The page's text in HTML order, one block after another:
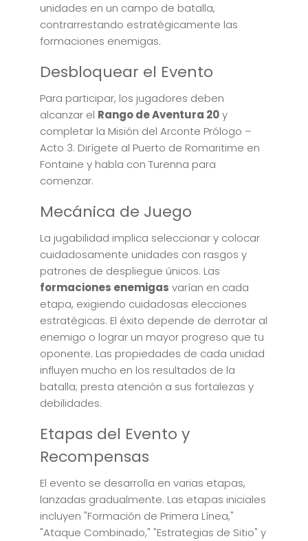
unidades en un campo de batalla,
contrarrestando estratégicamente las
formaciones enemigas.
Desbloquear el Evento
Para participar, los jugadores deben
alcanzar el Rango de Aventura 20y
completar la Misión del Arconte Prólogo –
Acto 3. Dirígete al Puerto de Romaritime en
Fontaine y habla con Turenna para
comenzar.
Mecánica de Juego
La jugabilidad implica seleccionar y colocar
cuidadosamente unidades con rasgos y
patrones de despliegue únicos. Las
formaciones enemigas varían en cada
etapa, exigiendo cuidadosas elecciones
estratégicas. El éxito depende de derrotar al
enemigo o lograr un mayor progreso que tu
oponente. Las propiedades de cada unidad
influyen mucho en los resultados de la
batalla; presta atención a sus fortalezas y
debilidades.
Etapas del Evento y
Recompensas
El evento se desarrolla en varias etapas,
lanzadas gradualmente. Las etapas iniciales
incluyen "Formación de Primera Línea,"
"Ataque Combinado," "Estrategias de Sitio" y